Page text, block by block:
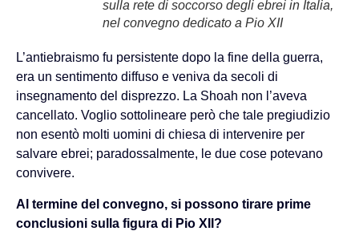
sulla rete di soccorso degli ebrei in Italia,
nel convegno dedicato a Pio XII
L’antiebraismo fu persistente dopo la fine della guerra,
era un sentimento diffuso e veniva da secoli di
insegnamento del disprezzo. La Shoah non l’aveva
cancellato. Voglio sottolineare però che tale pregiudizio
non esentò molti uomini di chiesa di intervenire per
salvare ebrei; paradossalmente, le due cose potevano
convivere.
Al termine del convegno, si possono tirare prime
conclusioni sulla figura di Pio XII?